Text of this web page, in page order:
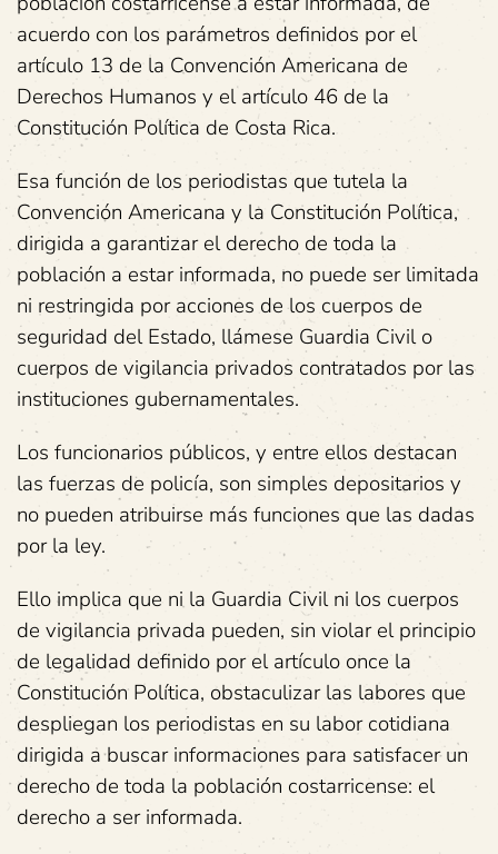
acuerdo con los parámetros definidos por el
artículo 13 de la Convención Americana de
Derechos Humanos y el artículo 46 de la
Constitución Política de Costa Rica.
Esa función de los periodistas que tutela la
Convención Americana y la Constitución Política,
dirigida a garantizar el derecho de toda la
población a estar informada, no puede ser limitada
ni restringida por acciones de los cuerpos de
seguridad del Estado, llámese Guardia Civil o
cuerpos de vigilancia privados contratados por las
instituciones gubernamentales.
Los funcionarios públicos, y entre ellos destacan
las fuerzas de policía, son simples depositarios y
no pueden atribuirse más funciones que las dadas
por la ley.
Ello implica que ni la Guardia Civil ni los cuerpos
de vigilancia privada pueden, sin violar el principio
de legalidad definido por el artículo once la
Constitución Política, obstaculizar las labores que
despliegan los periodistas en su labor cotidiana
dirigida a buscar informaciones para satisfacer un
derecho de toda la población costarricense: el
derecho a ser informada.